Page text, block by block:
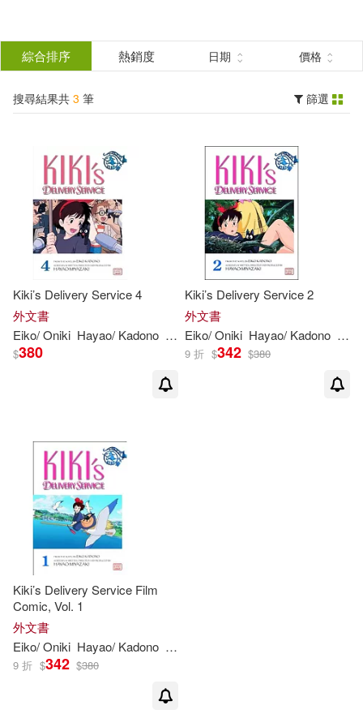
結
分類 (單選)
所有商品(3) 圖書(3)
作者 (可複選)
Eiko/ Oniki(3)
Hayao/ Kadono(3)
Yuji(3)
Ingram(3)
配送方式 (可複選)
可超商取貨(3)
可港澳店取(3)
綜合排序 熱銷度 日期 價格
搜尋結果共 3 筆 篩選
Kiki’s Delivery Service 4
外文書
Eiko/Oniki Hayao/ Kadono Miyazaki Yuji
$380
Kiki’s Delivery Service 2
外文書
Eiko/Oniki Hayao/ Kadono
9 折 $342 $380
Kiki’s Delivery Service Film
Comic, Vol. 1
外文書
Eiko/Oniki Hayao/ Kadono Miyazaki
9 折 $342 $380